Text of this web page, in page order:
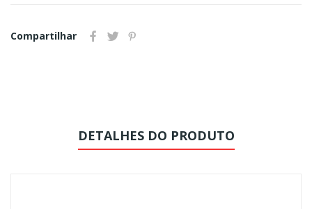
Compartilhar
DETALHES DO PRODUTO